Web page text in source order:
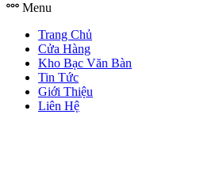
Menu
Trang Chủ
Cửa Hàng
Kho Bạc Văn Bàn
Tin Tức
Giới Thiệu
Liên Hệ